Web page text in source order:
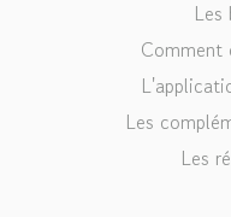
Comment
Les
Les